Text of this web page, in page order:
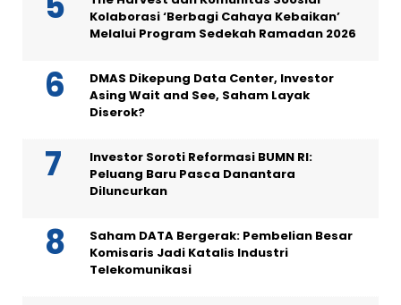
Kolaborasi ‘Berbagi Cahaya Kebaikan’
Melalui Program Sedekah Ramadan 2026
DMAS Dikepung Data Center, Investor
Asing Wait and See, Saham Layak
Diserok?
Investor Soroti Reformasi BUMN RI:
Peluang Baru Pasca Danantara
Diluncurkan
Saham DATA Bergerak: Pembelian Besar
Komisaris Jadi Katalis Industri
Telekomunikasi